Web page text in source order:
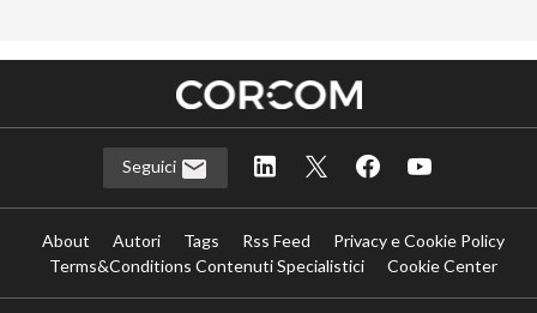
Seguici
About Autori Tags Rss Feed
Privacy e Cookie Policy
Terms&Conditions Contenuti Specialistici
Cookie Center